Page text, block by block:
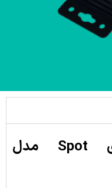
معرفی سنسور دمای Spot مدل